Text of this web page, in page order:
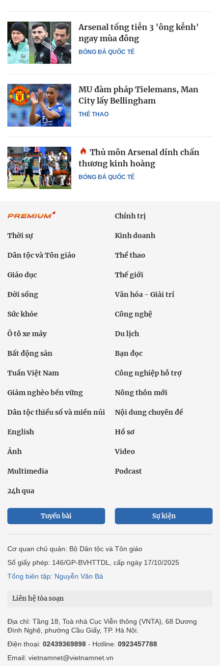
BÓNG ĐÁ QUỐC TẾ
Arsenal tống tiễn 3 'ông kễnh'
ngay mùa đông
THỂ THAO
MU đàm pháp Tielemans, Man
City lấy Bellingham
BÓNG ĐÁ QUỐC TẾ
Thủ môn Arsenal dính chấn
thương kinh hoàng
Chính trị
Thời sự Kinh doanh
Dân tộc và Tôn giáo Thể thao
Giáo dục Thế giới
Đời sống Văn hóa - Giải trí
Sức khỏe Công nghệ
Ô tô xe máy Du lịch
Bất động sản Bạn đọc
Tuần Việt Nam Công nghiệp hỗ trợ
Giảm nghèo bền vững Nông thôn mới
Dân tộc thiểu số và miền núi Nội dung chuyên đề
English Hồ sơ
Ảnh Video
Multimedia Podcast
24h qua
Tuyến bài Sự kiện
Cơ quan chủ quản: Bộ Dân tộc và Tôn giáo
Số giấy phép: 146/GP-BVHTTDL, cấp ngày 17/10/2025
Tổng biên tập: Nguyễn Văn Bá
Liên hệ tòa soạn
Địa chỉ: Tầng 18, Toà nhà Cục Viễn thông (VNTA), 68 Dương
Đình Nghệ, phường Cầu Giấy, TP. Hà Nội.
Điện thoại: 02439369898 - Hotline: 0923457788
Email: vietnamnet@vietnamnet.vn